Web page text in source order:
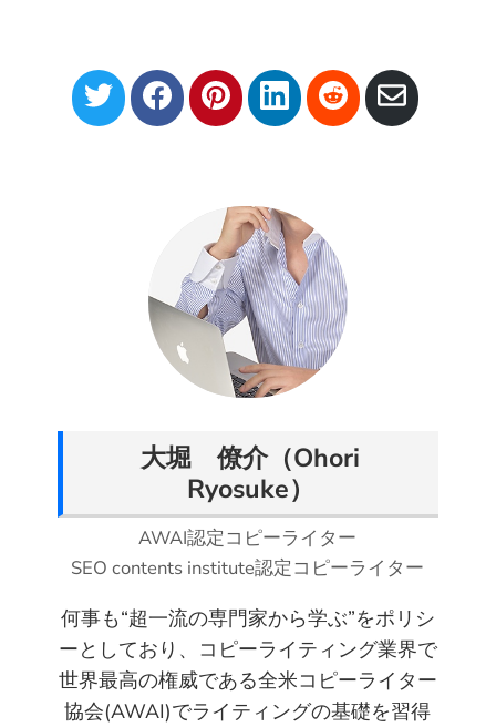
S
h
S
h
n
F
a
c
e
o
o
S
h
e
o
n
P
i
n
t
e
r
e
s
t
S
h
e
o
n
L
i
n
k
d
I
n
S
h
R
e
t
S
h
大堀 僚介（Ohori
Ryosuke）
AWAI認定コピーライター
SEO contents institute認定コピーライター
何事も“超一流の専門家から学ぶ”をポリシ
ーとしており、コピーライティング業界で
世界最高の権威である全米コピーライター
協会(AWAI)でライティングの基礎を習得